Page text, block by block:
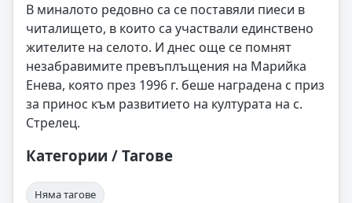
В миналото редовно са се поставяли пиеси в
читалището, в които са участвали единствено
жителите на селото. И днес още се помнят
незабравимите превъплъщения на Марийка
Енева, която през 1996 г. беше наградена с приз
за принос към развитието на културата на с.
Стрелец.
Категории / Тагове
Няма тагове